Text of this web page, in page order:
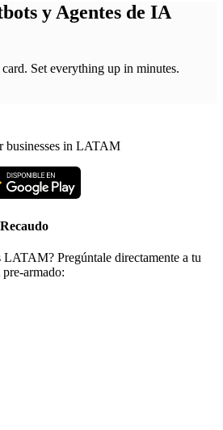
y Agentes de IA
Set everything up in minutes.
businesses in LATAM
LATAM? Pregúntale directamente a tu
armado: